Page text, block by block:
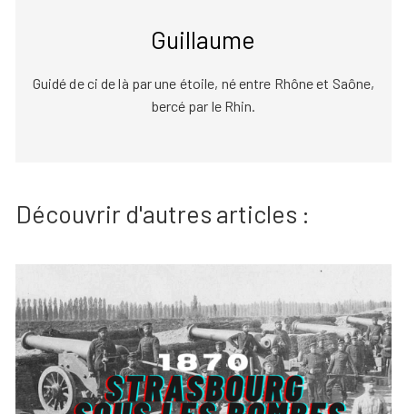
Guillaume
Guidé de ci de là par une étoile, né entre Rhône et Saône,
bercé par le Rhin.
Découvrir d'autres articles :